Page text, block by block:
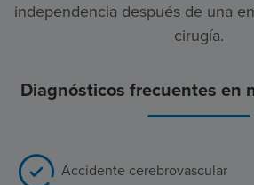
independencia después de una
cirugía.
Diagnósticos frecuentes en
Accidente cerebrovascular